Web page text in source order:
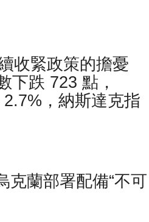
收緊政策的擔憂
下跌 723 點，
，納斯達克指
克蘭部署配備“不可